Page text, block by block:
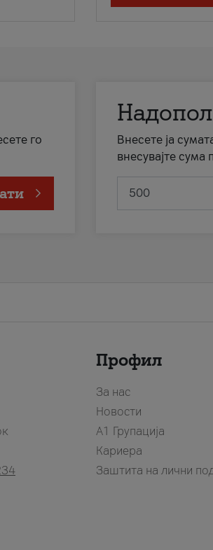
го
Внесете ја
внесувајте
Профил
За нас
Новости
А1 Групација
Кариера
Заштита на лични